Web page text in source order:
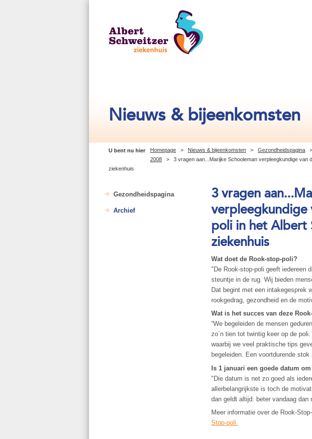
Nieuws & bijeenkomsten
U bent nu hier Homepage > Nieuws & bijeenkomsten > Gezondheidspagina >
2008
>
3 vragen aan...Marijke Schooleman verpleegkundige van
ziekenhuis
Gezondheidspagina
Archief
3 vragen
verpleegkundige
poli in het Albert
ziekenhuis
Wat doet de Rook-stop-poli?
"De Rook-stop-poli geeft iedereen
steuntje in de rug. Wij bieden
Dat begint met een intakegesprek
rookgedrag, gezondheid en de
Wat is het succes van deze
“We begeleiden de mensen
zo´n tien tot twintig keer op de
waarbij we veel praktische tips
begeleiden. Een voortdurende
Is 1 januari een goede datum
"Die datum is net zo goed als
allerbelangrijkste is toch de
dan geldt altijd: beter vandaag dan
Meer informatie over de Rook-
Stop-poli.